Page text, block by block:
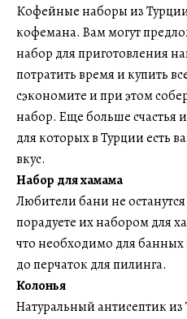
Кофейные наборы из
кофемана. Вам могут
набор для приготовления
потратить время и купить
сэкономите и при этом
набор. Еще больше счастья
для которых в Турции есть
вкус.
Набор для хамама
Любители бани не
порадуете их набором для
что необходимо для
до перчаток для пилинга.
Колонья
Натуральный антисептик